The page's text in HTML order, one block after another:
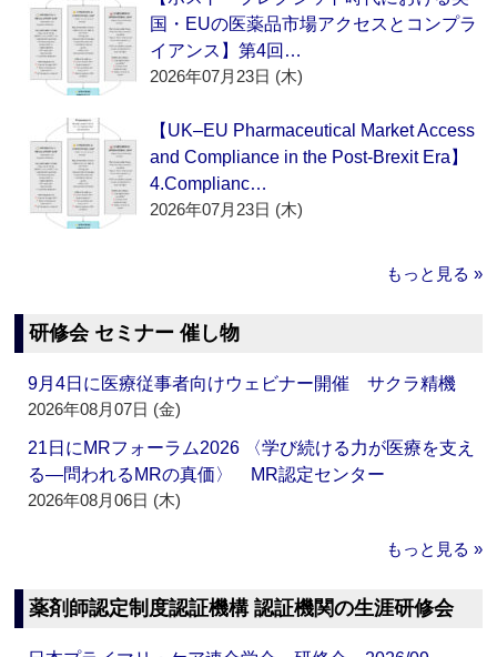
国・EUの医薬品市場アクセスとコンプラ
イアンス】第4回…
2026年07月23日 (木)
【UK–EU Pharmaceutical Market Access
and Compliance in the Post-Brexit Era】
4.Complianc…
2026年07月23日 (木)
もっと見る »
研修会 セミナー 催し物
9月4日に医療従事者向けウェビナー開催 サクラ精機
2026年08月07日 (金)
21日にMRフォーラム2026 〈学び続ける力が医療を支え
る―問われるMRの真価〉 MR認定センター
2026年08月06日 (木)
もっと見る »
薬剤師認定制度認証機構 認証機関の生涯研修会